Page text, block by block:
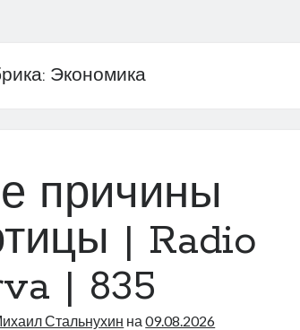
Экономика
причины
| Radio
| 835
Стальнухин на09.08.2026